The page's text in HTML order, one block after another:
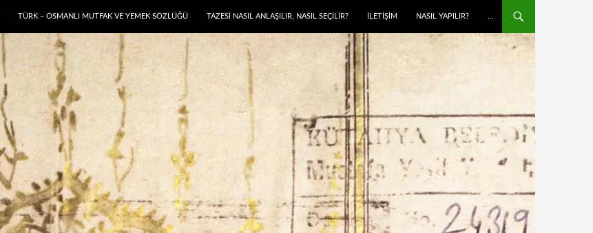
TÜRK – OSMANLI MUTFAK VE YEMEK SÖZLÜĞÜ TAZESİ NASIL ANLAŞILIR, NASIL SEÇİLİR? İLETIŞIM NASIL YAPILIR?